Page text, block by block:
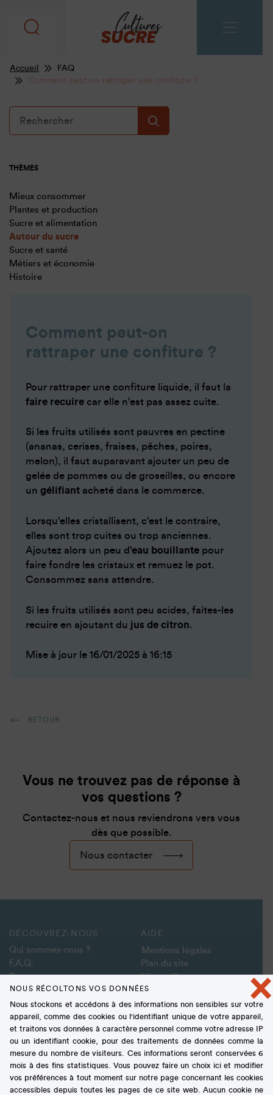
Accueil
FAQ
Comment peut-on rattraper une confiture ?
THÈMES
Mieux consommer
Plantes et production
Sucre et alimentation
Autour du sucre
Sucre et santé
Métiers et économie
Histoire
RETOUR
Comment peut-on
rattraper une confiture ?
Pour rattraper une confiture liquide, il faut la
faire recuirecar elle n'est pas assez cuite.
Si les fruits utilisés sont pauvres en pectine
(ananas, cerises, fraises, pêches, poires,
melon), il faut auparavant ajouter un peu de
gelée de pommes ou de groseilles, ou encore
un gélifiantacheté dans le commerce.
Lorsqu'elles cristallisent, c'est le contraire,
elles sont trop cuites ou trop anciennes.
Ajoutez alors un peu d'eau bouillantepour
faire fondre les cristaux et remuez le pot.
Consommez sans attendre.
Si les fruits utilisés sont peu acides, faites-les
recuire en ajoutant du jus de citron.
Mise à jour le 16/01/2025 à 16:15
Vous ne trouvez pas de réponse à
vos questions ?
Contactez-nous et nous reviendrons vers vous
dès que possible.
Nous contacter
DÉCOUVREZ-NOUS
Qui sommes-nous ?
F.A.Q.
Presse
Nous contacter
AIDE
Mentions légales
Plan du site
Liensutiles
SUIVEZ-NOUS
DÉCOUVREZ NOTRE
MÉDIATHÈQUE
×
NOUS RÉCOLTONS VOS DONNÉES
Nous stockons et accédons à des informations non sensibles sur votre
appareil, comme des cookies ou l'identifiant unique de votre appareil,
et traitons vos données à caractère personnel comme votre adresse IP
ou un identifiant cookie, pour des traitements de données comme la
mesure du nombre de visiteurs. Ces informations seront conservées 6
mois à des fins statistiques. Vous pouvez faire un choix ici et modifier
vos préférences à tout moment sur notre page concernant les cookies
accessibles depuis toutes les pages de ce site web. Aucun cookie ne